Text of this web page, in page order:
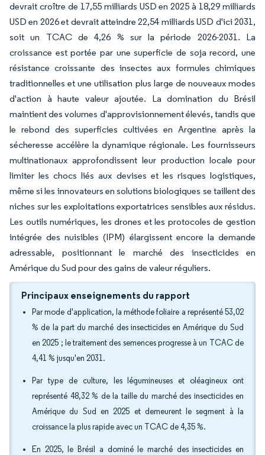
devrait croître de 17,55 milliards USD en 2025 à 18,29 milliards
USD en 2026 et devrait atteindre 22,54 milliards USD d'ici 2031,
soit un TCAC de 4,26 % sur la période 2026-2031. La
croissance est portée par une superficie de soja record, une
résistance croissante des insectes aux formules chimiques
traditionnelles et une utilisation plus large de nouveaux modes
d'action à haute valeur ajoutée. La domination du Brésil
maintient des volumes d'approvisionnement élevés, tandis que
le rebond des superficies cultivées en Argentine après la
sécheresse accélère la dynamique régionale. Les fournisseurs
multinationaux approfondissent leur production locale pour
limiter les chocs liés aux devises et les risques logistiques,
même si les innovateurs en solutions biologiques se taillent des
niches sur les exploitations exportatrices sensibles aux résidus.
Les outils numériques, les drones et les protocoles de gestion
intégrée des nuisibles (IPM) élargissent encore la demande
adressable, positionnant le marché des insecticides en
Amérique du Sud pour des gains de valeur réguliers.
Principaux enseignements du rapport
Par mode d'application, la méthode foliaire a représenté 53,02
% de la part du marché des insecticides en Amérique du Sud
en 2025 ; le traitement des semences progresse à un TCAC de
4,41 % jusqu'en 2031.
Par type de culture, les légumineuses et oléagineux ont
représenté 48,32 % de la taille du marché des insecticides en
Amérique du Sud en 2025 et demeurent le segment à la
croissance la plus rapide avec un TCAC de 4,35 %.
En 2025, le Brésil a dominé le marché des insecticides en